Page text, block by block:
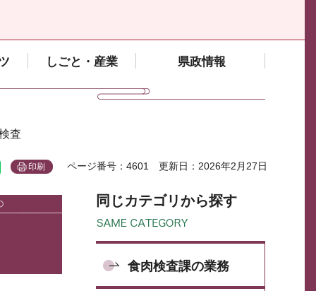
しごと・産業 県政情報
査
印刷 ページ番号：4601 更新日：2026年2月27日
同じカテゴリから探す
食肉検査課の業務